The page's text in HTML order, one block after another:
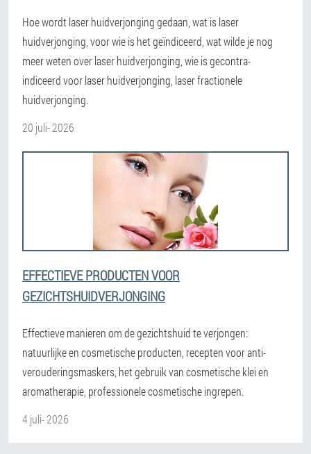
Hoe wordt laser huidverjonging gedaan, wat is laser
huidverjonging, voor wie is het geïndiceerd, wat wilde je nog
meer weten over laser huidverjonging, wie is gecontra-
indiceerd voor laser huidverjonging, laser fractionele
huidverjonging.
20 juli- 2026
EFFECTIEVE PRODUCTEN VOOR
GEZICHTSHUIDVERJONGING
Effectieve manieren om de gezichtshuid te verjongen:
natuurlijke en cosmetische producten, recepten voor anti-
verouderingsmaskers, het gebruik van cosmetische klei en
aromatherapie, professionele cosmetische ingrepen.
4 juli- 2026